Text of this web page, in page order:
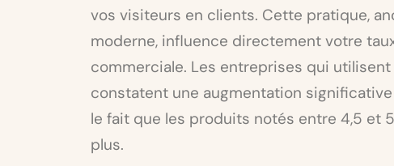
vos visiteurs en clients. Cette pratique,
moderne, influence directement votre
commerciale. Les entreprises qui
constatent une augmentation
le fait que les produits notés entre 4,5 et
plus.